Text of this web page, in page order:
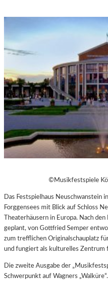
©Musikfestspiele
Das Festspielhaus Neuschwanstein
Forggensees mit Blick auf Schloss
Theaterhäusern in Europa. Nach
geplant, von Gottfried Semper
zum trefflichen Originalschauplatz
und fungiert als kulturelles Zentrum
Die zweite Ausgabe der
Schwerpunkt auf Wagners